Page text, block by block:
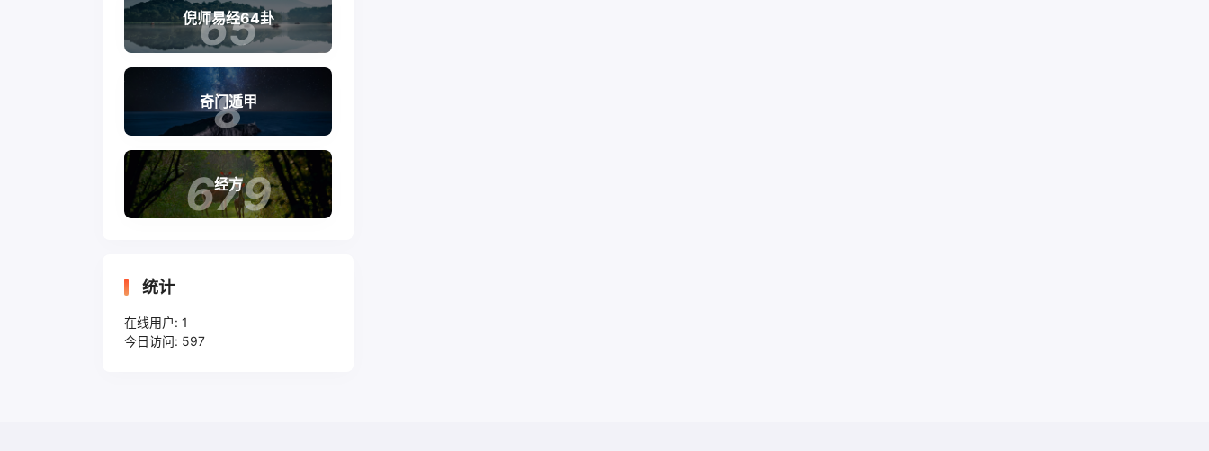
65
倪师易经64卦
8
奇门遁甲
679
经方
统计
在线用户: 1
今日访问: 597